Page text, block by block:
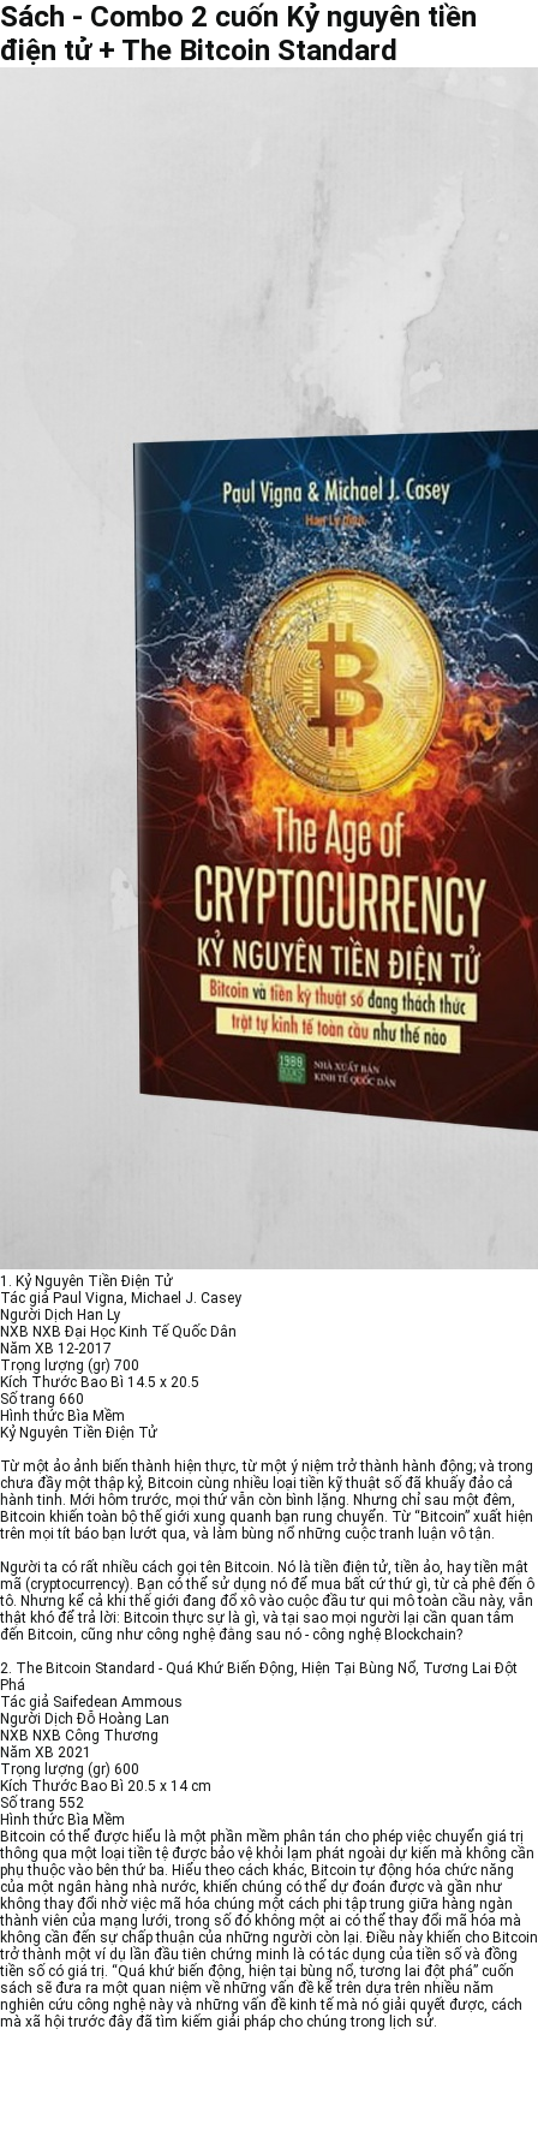
Sách - Combo 2 cuốn Kỷ nguyên tiền
điện tử + The Bitcoin Standard
1. Kỷ Nguyên Tiền Điện Tử
Tác giả Paul Vigna, Michael J. Casey
Người Dịch Han Ly
NXB NXB Đại Học Kinh Tế Quốc Dân
Năm XB 12-2017
Trọng lượng (gr) 700
Kích Thước Bao Bì 14.5 x 20.5
Số trang 660
Hình thức Bìa Mềm
Kỷ Nguyên Tiền Điện Tử
Từ một ảo ảnh biến thành hiện thực, từ một ý niệm trở thành hành động; và trong
chưa đầy một thập kỷ, Bitcoin cùng nhiều loại tiền kỹ thuật số đã khuấy đảo cả
hành tinh. Mới hôm trước, mọi thứ vẫn còn bình lặng. Nhưng chỉ sau một đêm,
Bitcoin khiến toàn bộ thế giới xung quanh bạn rung chuyển. Từ “Bitcoin” xuất hiện
trên mọi tít báo bạn lướt qua, và làm bùng nổ những cuộc tranh luận vô tận.
Người ta có rất nhiều cách gọi tên Bitcoin. Nó là tiền điện tử, tiền ảo, hay tiền mật
mã (cryptocurrency). Bạn có thể sử dụng nó để mua bất cứ thứ gì, từ cà phê đến ô
tô. Nhưng kể cả khi thế giới đang đổ xô vào cuộc đầu tư qui mô toàn cầu này, vẫn
thật khó để trả lời: Bitcoin thực sự là gì, và tại sao mọi người lại cần quan tâm
đến Bitcoin, cũng như công nghệ đằng sau nó - công nghệ Blockchain?
2. The Bitcoin Standard - Quá Khứ Biến Động, Hiện Tại Bùng Nổ, Tương Lai Đột
Phá
Tác giả Saifedean Ammous
Người Dịch Đỗ Hoàng Lan
NXB NXB Công Thương
Năm XB 2021
Trọng lượng (gr) 600
Kích Thước Bao Bì 20.5 x 14 cm
Số trang 552
Hình thức Bìa Mềm
Bitcoin có thể được hiểu là một phần mềm phân tán cho phép việc chuyển giá trị
thông qua một loại tiền tệ được bảo vệ khỏi lạm phát ngoài dự kiến mà không cần
phụ thuộc vào bên thứ ba. Hiểu theo cách khác, Bitcoin tự động hóa chức năng
của một ngân hàng nhà nước, khiến chúng có thể dự đoán được và gần như
không thay đổi nhờ việc mã hóa chúng một cách phi tập trung giữa hàng ngàn
thành viên của mạng lưới, trong số đó không một ai có thể thay đổi mã hóa mà
không cần đến sự chấp thuận của những người còn lại. Điều này khiến cho Bitcoin
trở thành một ví dụ lần đầu tiên chứng minh là có tác dụng của tiền số và đồng
tiền số có giá trị. “Quá khứ biến động, hiện tại bùng nổ, tương lai đột phá” cuốn
sách sẽ đưa ra một quan niệm về những vấn đề kể trên dựa trên nhiều năm
nghiên cứu công nghệ này và những vấn đề kinh tế mà nó giải quyết được, cách
mà xã hội trước đây đã tìm kiếm giải pháp cho chúng trong lịch sử.